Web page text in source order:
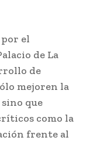
el
de La
de
mejoren la
que
como la
frente al